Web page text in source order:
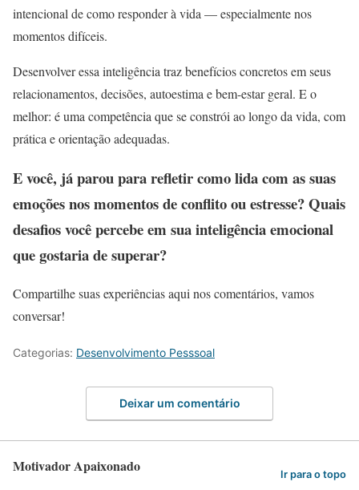
intencional de como responder à vida — especialmente nos
momentos difíceis.
Desenvolver essa inteligência traz benefícios concretos em seus
relacionamentos, decisões, autoestima e bem-estar geral. E o
melhor: é uma competência que se constrói ao longo da vida, com
prática e orientação adequadas.
E você, já parou para refletir como lida com as suas
emoções nos momentos de conflito ou estresse? Quais
desafios você percebe em sua inteligência emocional
que gostaria de superar?
Compartilhe suas experiências aqui nos comentários, vamos
conversar!
Categorias: Desenvolvimento Pesssoal
Deixar um comentário
Motivador Apaixonado Ir para o topo